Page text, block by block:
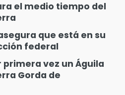
el medio tiempo del
que está en su
federal
primera vez un Águila
Gorda de